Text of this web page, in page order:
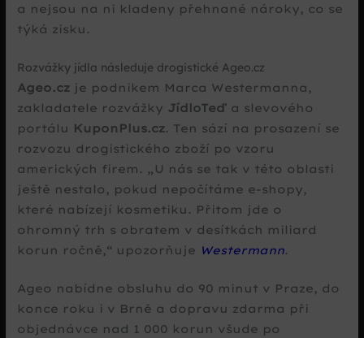
a nejsou na ni kladeny přehnané nároky, co se
týká zisku.
Rozvážky jídla následuje drogistické Ageo.cz
Ageo.cz je podnikem Marca Westermanna,
zakladatele rozvážky JídloTeď a slevového
portálu KuponPlus.cz. Ten sází na prosazení se
rozvozu drogistického zboží po vzoru
amerických firem.
U nás se tak v této oblasti
ještě nestalo, pokud nepočítáme e‑shopy,
které nabízejí kosmetiku. Přitom jde o
ohromný trh s obratem v desítkách miliard
korun ročně,
upozorňuje Westermann.
Ageo nabídne obsluhu do 90 minut v Praze, do
konce roku i v Brně a dopravu zdarma při
objednávce nad 1 000 korun všude po